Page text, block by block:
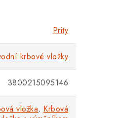
Prity
krbové vložky
3800215095146
vložka, Krbová